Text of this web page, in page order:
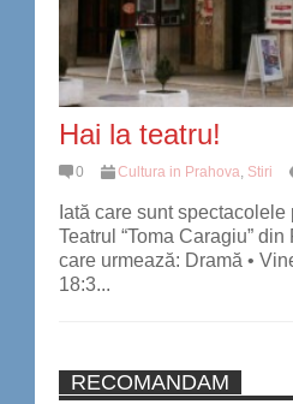
Hai la teatru!
0 Cultura in Prahova, Stiri
Iată care sunt
Teatrul “Toma Caragiu”
care urmează: Dramă •
18:3...
RECOMANDAM